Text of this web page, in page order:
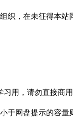
，在未征得本
用，请勿直接商
网盘提示的容